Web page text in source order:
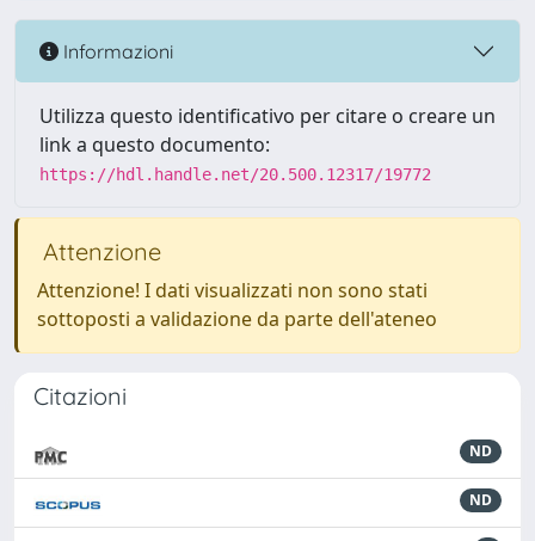
Informazioni
Utilizza questo identificativo per citare o creare un
link a questo documento:
https://hdl.handle.net/20.500.12317/19772
Attenzione
Attenzione! I dati visualizzati non sono stati
sottoposti a validazione da parte dell'ateneo
Citazioni
ND
ND